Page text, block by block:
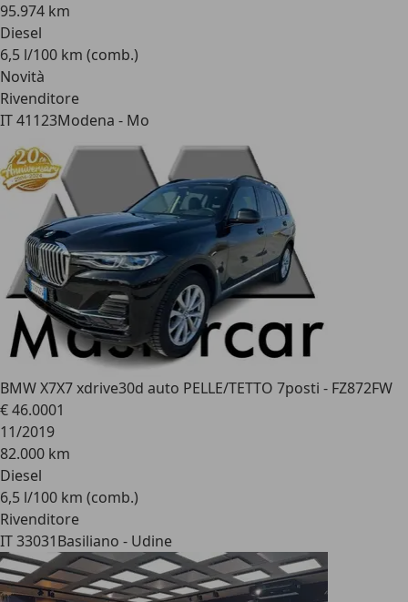
95.974 km
Diesel
6,5 l/100 km (comb.)
Novità
Rivenditore
IT 41123Modena - Mo
BMW X7X7 xdrive30d auto PELLE/TETTO 7posti - FZ872FW
€ 46.0001
11/2019
82.000 km
Diesel
6,5 l/100 km (comb.)
Rivenditore
IT 33031Basiliano - Udine